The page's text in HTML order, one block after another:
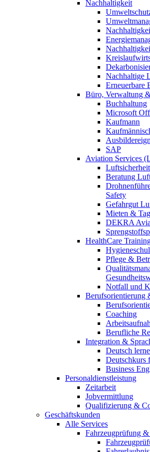
Nachhaltigkeit
Nachhaltige
Erneuerbare
Büro, Verwaltung
Buchhaltung
Microsoft
Kaufmann
SAP
Aviation Services
Beratung
Safety
Gefahrgut
Mieten &
DEKRA
HealthCare
Pflege &
Notfall und
Berufsorientierung
Coaching
Berufliche
Integration &
Deutsch
Deutschkurs
Business
Personaldienstleistung
Zeitarbeit
Jobvermittlung
Qualifizierung &
Geschäftskunden
Alle Services
Fahrzeugprüfung